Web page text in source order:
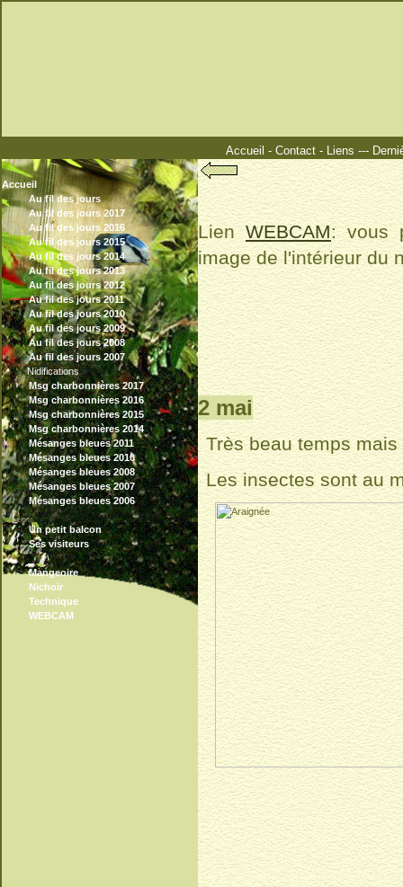
Accueil - Contact- Liens ---
Accueil
Au fil des jours
Au fil des jours 2017
Au fil des jours 2016
Au fil des jours 2015
Au fil des jours 2014
Au fil des jours 2013
Au fil des jours 2012
Au fil des jours 2011
Au fil des jours 2010
Au fil des jours 2009
Au fil des jours 2008
Au fil des jours 2007
Nidifications
Msg charbonnières 2017
Msg charbonnières 2016
Msg charbonnières 2015
Msg charbonnières 2014
Mésanges bleues 2011
Mésanges bleues 2010
Mésanges bleues 2008
Mésanges bleues 2007
Mésanges bleues 2006
Un petit balcon
Ses visiteurs
Mangeoire
Nichoir
Technique
WEBCAM
LienWEBCAM: vous
image de l'intérieur du
2 mai
Très beau temps
Les insectes sont au